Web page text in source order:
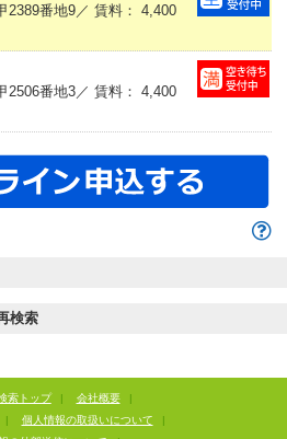
2389番地9／ 賃料： 4,400
2506番地3／ 賃料： 4,400
検索
索トップ | 会社概要
|
| 個人情報の取扱いについて
|